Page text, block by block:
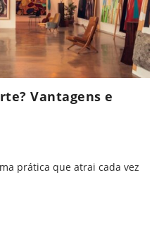
Vantagens e
prática que atrai cada vez